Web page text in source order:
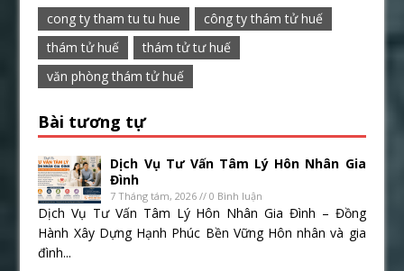
cong ty tham tu tu hue
công ty thám tử huế
thám tử huế
thám tử tư huế
văn phòng thám tử huế
Bài tương tự
Dịch Vụ Tư Vấn Tâm Lý Hôn Nhân Gia
Đình
7 Tháng tám, 2026 // 0 Bình luận
Dịch Vụ Tư Vấn Tâm Lý Hôn Nhân Gia Đình – Đồng
Hành Xây Dựng Hạnh Phúc Bền Vững Hôn nhân và gia
đình...